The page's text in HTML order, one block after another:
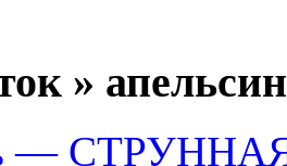
»
—